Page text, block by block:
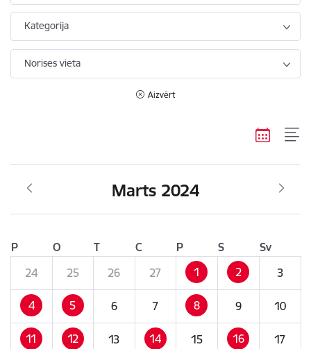
Kategorija
Norises vieta
Aizvērt
Marts 2024
P O T C P S
Sv
24
25 26 27 1 2 3
4 5 6 7 8 9 10
11 12 13 14 15 16 17